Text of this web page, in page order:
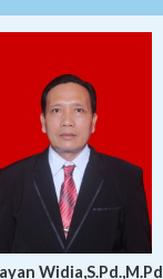
Widia,S.Pd.,M.Pd